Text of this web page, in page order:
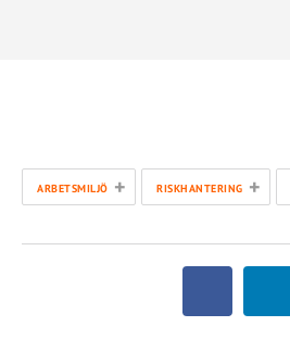
ARBETSMILJÖ + RISKHANTERING +